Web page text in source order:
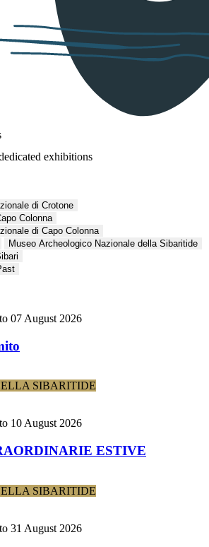
exhibitions
di Crotone
Colonna
di Capo Colonna
Museo Archeologico Nazionale della Sibaritide
to 07 August 2026
SIBARITIDE
to 10 August 2026
ESTIVE
SIBARITIDE
to 31 August 2026